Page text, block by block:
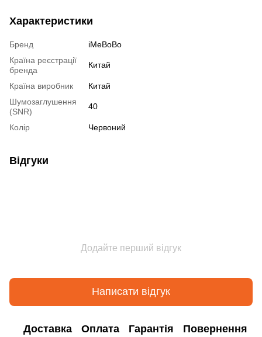
Характеристики
Бренд
iMeBoBo
Країна реєстрації
бренда
Китай
Країна виробник
Китай
Шумозаглушення
(SNR)
40
Колір Червоний
Відгуки
Додайте перший відгук
Написати відгук
Доставка Оплата Гарантія Повернення